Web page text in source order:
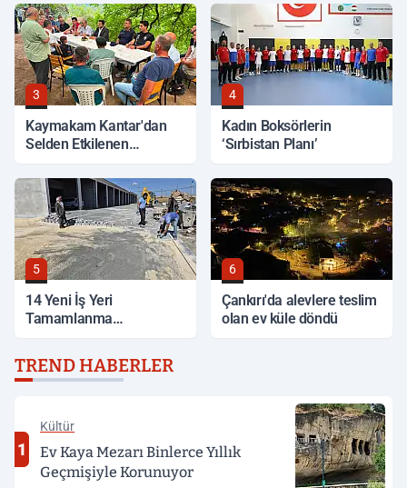
3
Kaymakam Kantar'dan
Selden Etkilenen
4
Kadın Boksörlerin
‘Sırbistan Planı’
5
14 Yeni İş Yeri
Tamamlanma
6
Çankırı'da alevlere teslim
olan ev küle döndü
TREND HABERLER
1
Kültür
Ev Kaya Mezarı Binlerce Yıllık
Geçmişiyle Korunuyor